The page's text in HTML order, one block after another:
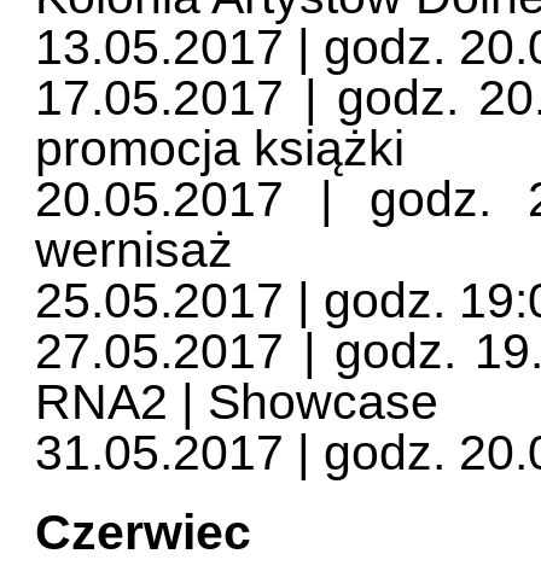
13.05.2017 | godz.
17.05.2017 | godz.
promocja książki
20.05.2017 | godz.
wernisaż
25.05.2017 | godz.
27.05.2017 | godz.
RNA2 | Showcase
31.05.2017 | godz.
Czerwiec